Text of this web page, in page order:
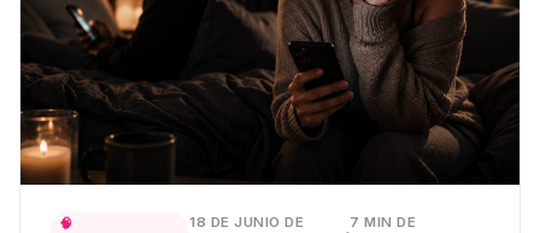
🧠
18 DE JUNIO DE
7 MIN DE